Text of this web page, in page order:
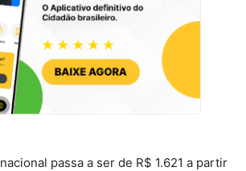
nacional passa a ser de R$ 1.621 a partir